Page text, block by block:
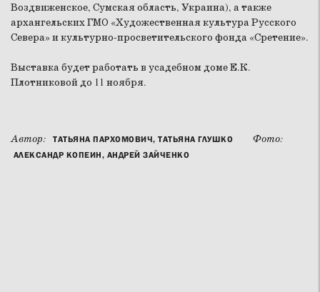
Воздвиженское, Сумская область, Украина), а также
архангельских ГМО «Художественная культура Русского
Севера» и культурно-просветительского фонда «Сретение».
Выставка будет работать в усадебном доме Е.К.
Плотниковой до 11 ноября.
Автор: ТАТЬЯНА ПАРХОМОВИЧ, ТАТЬЯНА ГЛУШКО Фото:
АЛЕКСАНДР КОПЕИН, АНДРЕЙ ЗАЙЧЕНКО